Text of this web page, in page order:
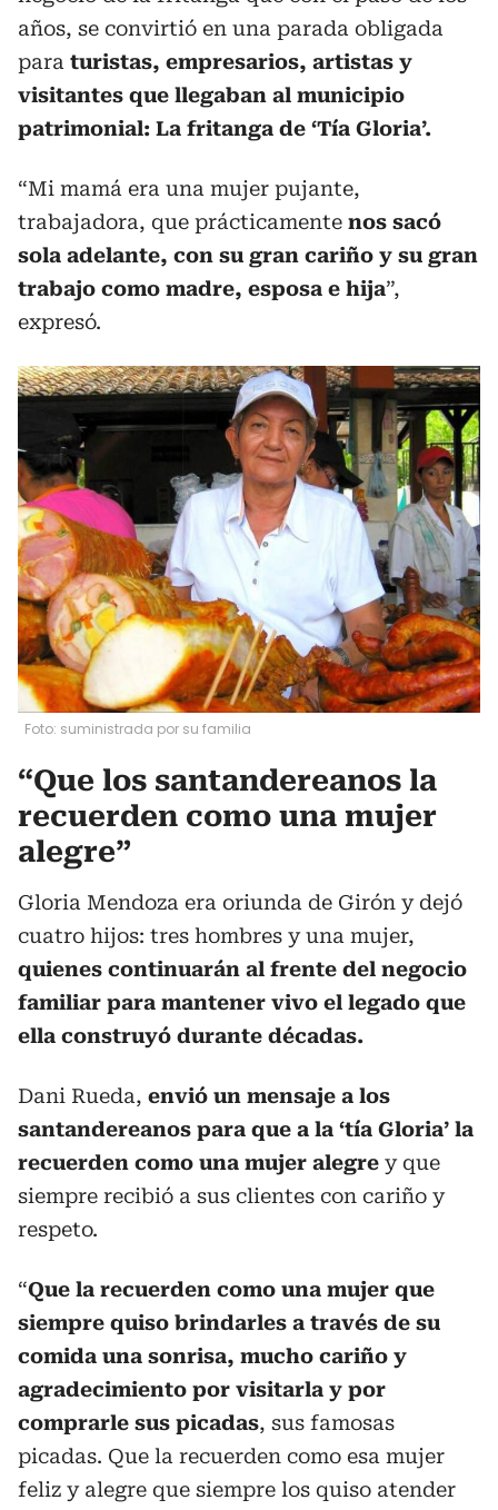
años, se convirtió en una parada obligada
para turistas, empresarios, artistas y
visitantes que llegaban al municipio
patrimonial: La fritanga de ‘Tía Gloria’.
“Mi mamá era una mujer pujante,
trabajadora, que prácticamente nos sacó
sola adelante, con su gran cariño y su gran
trabajo como madre, esposa e hija”,
expresó.
Foto: suministrada por su familia
“Que los santandereanos la
recuerden como una mujer
alegre”
Gloria Mendoza era oriunda de Girón y dejó
cuatro hijos: tres hombres y una mujer,
quienes continuarán al frente del negocio
familiar para mantener vivo el legado que
ella construyó durante décadas.
Dani Rueda, envió un mensaje a los
santandereanos para que a la ‘tía Gloria’ la
recuerden como una mujer alegre y que
siempre recibió a sus clientes con cariño y
respeto.
“Que la recuerden como una mujer que
siempre quiso brindarles a través de su
comida una sonrisa, mucho cariño y
agradecimiento por visitarla y por
comprarle sus picadas, sus famosas
picadas. Que la recuerden como esa mujer
feliz y alegre que siempre los quiso atender